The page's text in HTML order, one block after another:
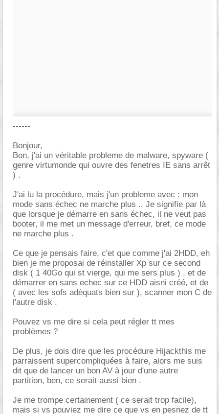
------
Bonjour,
Bon, j'ai un véritable probleme de malware, spyware (
genre virtumonde qui ouvre des fenetres IE sans arrêt
) .
J'ai lu la procédure, mais j'un probleme avec : mon
mode sans échec ne marche plus .. Je signifie par là
que lorsque je démarre en sans échec, il ne veut pas
booter, il me met un message d'erreur, bref, ce mode
ne marche plus .
Ce que je pensais faire, c'et que comme j'ai 2HDD, eh
bien je me proposai de réinstaller Xp sur ce second
disk ( 1 40Go qui st vierge, qui me sers plus ) , et de
démarrer en sans echec sur ce HDD aisni créé, et de
( avec les sofs adéquats bien sur ), scanner mon C de
l'autre disk .
Pouvez vs me dire si cela peut régler tt mes
problèmes ?
De plus, je dois dire que les procédure Hijackthis me
parraissent supercompliquées à faire, alors me suis
dit que de lancer un bon AV à jour d'une autre
partition, ben, ce serait aussi bien .
Je me trompe certainement ( ce serait trop facile),
mais si vs pouviez me dire ce que vs en pesnez de tt